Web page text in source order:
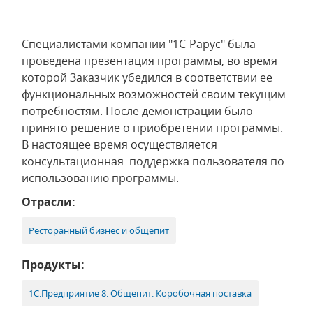
Специалистами компании "1С-Рарус" была
проведена презентация программы, во время
которой Заказчик убедился в соответствии ее
функциональных возможностей своим текущим
потребностям. После демонстрации было
принято решение о приобретении программы.
В настоящее время осуществляется
консультационная поддержка пользователя по
использованию программы.
Отрасли:
Ресторанный бизнес и общепит
Продукты:
1С:Предприятие 8. Общепит. Коробочная поставка